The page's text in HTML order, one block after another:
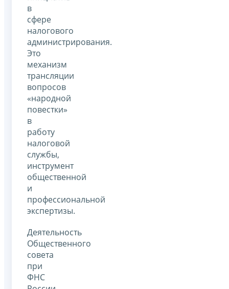
в
сфере
налогового
администрирования.
Это
механизм
трансляции
вопросов
«народной
повестки»
в
работу
налоговой
службы,
инструмент
общественной
и
профессиональной
экспертизы.
Деятельность
Общественного
совета
при
ФНС